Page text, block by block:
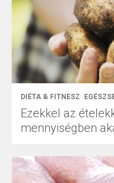
DIÉTA & FITNESZ
Ezekkel az
mennyiségben